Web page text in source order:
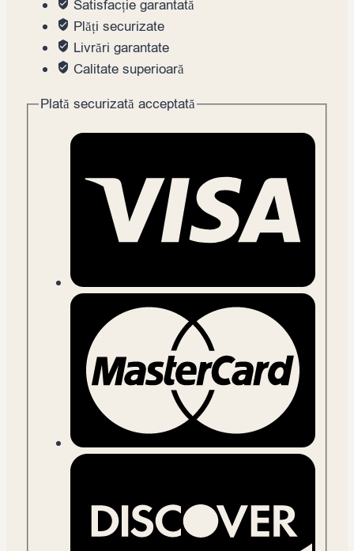
Satisfacție garantată
Plăți securizate
Livrări garantate
Calitate superioară
Plată securizată acceptată